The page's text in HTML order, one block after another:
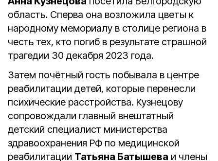
область. Сперва она возложила цветы к
народному мемориалу в столице региона в
честь тех, кто погиб в результате страшной
трагедии 30 декабря 2023 года.
Затем почётный гость побывала в центре
реабилитации детей, которые перенесли
психические расстройства. Кузнецову
сопровождали главный внештатный
детский специалист министерства
здравоохранения РФ по медицинской
реабилитации Татьяна Батышева и члены